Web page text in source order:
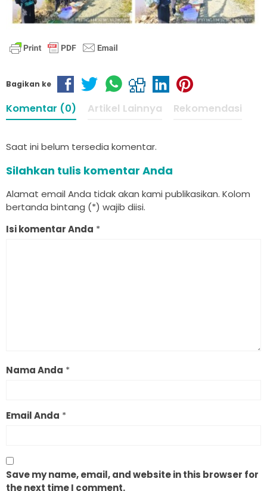
Bagikan ke
Komentar (0) Artikel Lainnya Rekomendasi
Saat ini belum tersedia komentar.
Silahkan tulis komentar Anda
Alamat email Anda tidak akan kami publikasikan. Kolom
bertanda bintang (*) wajib diisi.
Isi komentar Anda *
Nama Anda *
Email Anda *
Save my name, email, and website in this browser for
the next time I comment.